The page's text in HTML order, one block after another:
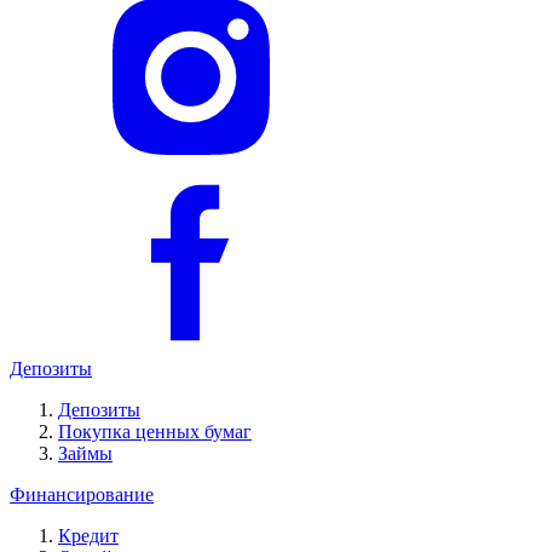
Депозиты
Депозиты
Покупка ценных бумаг
Займы
Финансирование
Кредит